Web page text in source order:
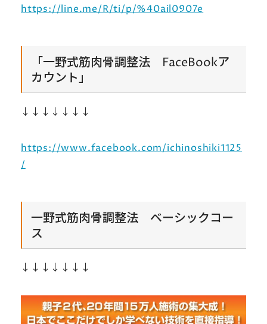
https://line.me/R/ti/p/%40ail0907e
「一野式筋肉骨調整法 FaceBookア
カウント」
↓↓↓↓↓↓↓
https://www.facebook.com/ichinoshiki1125
/
一野式筋肉骨調整法 ベーシックコー
ス
↓↓↓↓↓↓↓